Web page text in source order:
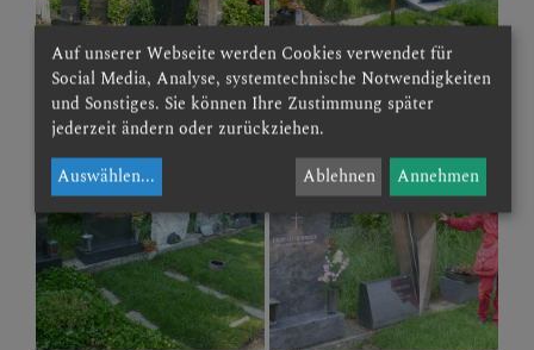
Auf unserer Webseite werden Cookies verwendet für
Social Media, Analyse, systemtechnische Notwendigkeiten
und Sonstiges. Sie können Ihre Zustimmung später
jederzeit ändern oder zurückziehen.
Auswählen... Ablehnen Annehmen